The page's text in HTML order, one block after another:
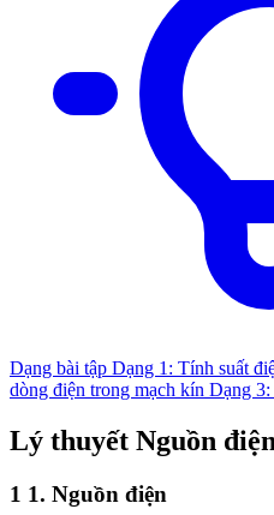
Dạng bài tập Dạng 1: Tính suất
dòng điện trong mạch kín Dạng 3:
Lý thuyết Nguồn điện
1 1. Nguồn điện